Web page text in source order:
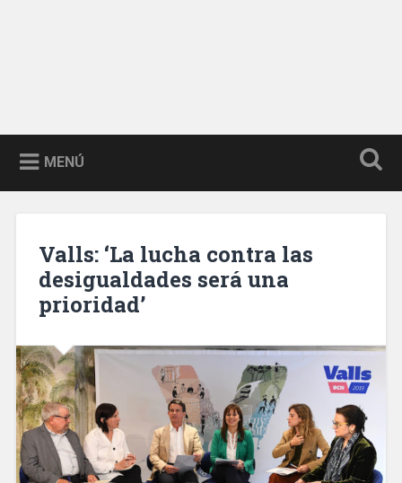
MENÚ
Valls: ‘La lucha contra las
desigualdades será una
prioridad’